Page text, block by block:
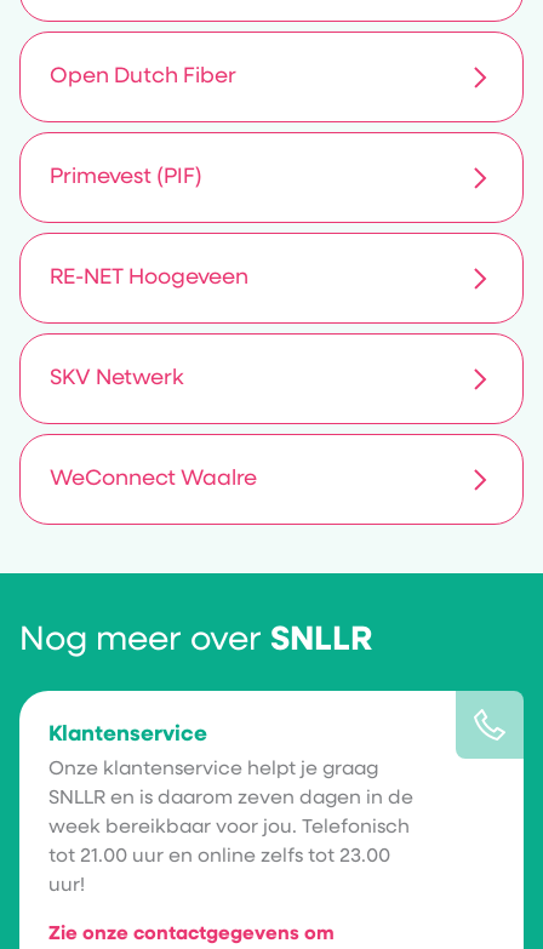
Open Dutch Fiber
Primevest (PIF)
RE-NET Hoogeveen
SKV Netwerk
WeConnect Waalre
Nog meer over SNLLR
Klantenservice
Onze klantenservice helpt je graag
SNLLR en is daarom zeven dagen in de
week bereikbaar voor jou. Telefonisch
tot 21.00 uur en online zelfs tot 23.00
uur!
Zie onze contactgegevens om